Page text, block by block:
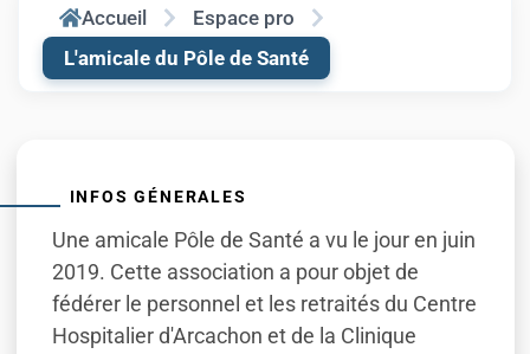
Accueil
Espace pro
L'amicale du Pôle de Santé
INFOS GÉNERALES
Une amicale Pôle de Santé a vu le jour en juin
2019. Cette association a pour objet de
fédérer le personnel et les retraités du Centre
Hospitalier d'Arcachon et de la Clinique